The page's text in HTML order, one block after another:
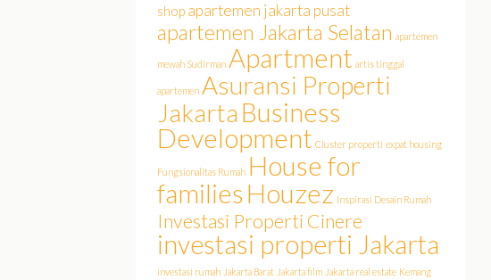
shop apartemen jakarta pusat
apartemen Jakarta Selatan apartemen
mewah Sudirman Apartment artis tinggal
apartemen Asuransi Properti
Jakarta Business
Development Cluster properti expat housing
Fungsionalitas Rumah House for
families Houzez Inspirasi Desain Rumah
Investasi Properti Cinere
investasi properti Jakarta
investasi rumah Jakarta Barat Jakarta film Jakarta real estate Kemang